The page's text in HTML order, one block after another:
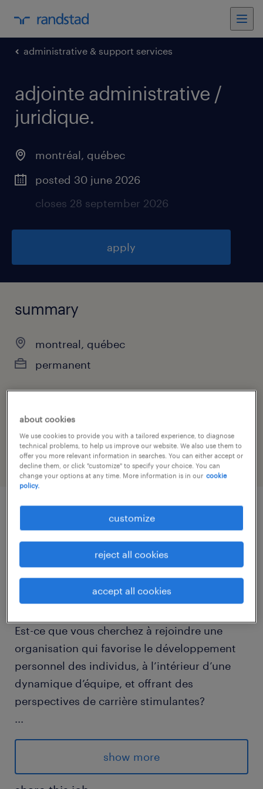
administrative & support services
adjointe administrative /
juridique.
montréal, québec
posted 30 june 2026
closes 28 september 2026
apply
summary
montreal, québec
permanent
job category
administrative & support services
job details
Vous recherchez un nouveau défi
administratif? Une carrière dans le secteur
juridique vous tente ?
Est-ce que vous cherchez à rejoindre une
organisation qui favorise le développement
personnel des individus, à l’intérieur d’une
dynamique d’équipe, et offrant des
perspectives de carrière stimulantes?
...
Notre client, une firme importante et familiale
dans le domaine juridique, cherche à
embaucher, une adjointe administrative /
show more
about cookies
We use cookies to provide you with a tailored experience, to diagnose
technical problems, to help us improve our website. We also use them to
offer you more relevant information in searches. You can either accept or
decline them, or click "customize" to specify your choice. You can
change your options at any time. More information is in our cookie
policy.
customize
reject all cookies
accept all cookies